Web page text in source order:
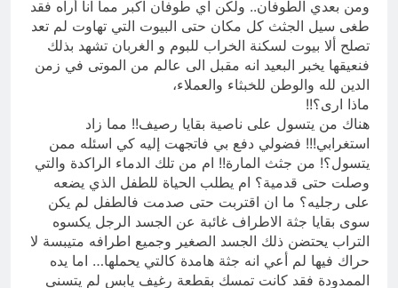
ومن بعدي الطوفان.. ولكن اي طوفان اكبر مما انا أراه فقد
طغى سيل الجثث كل مكان حتى البيوت التي تهاوت لم تعد
تصلح ألا بيوت لسكنة الخراب للبوم و الغربان تشهد بذلك
فنعيقها يخبر البعيد انه مقبل الى عالم من الموتى في زمن
الدين لله والوطن للخبثاء والعملاء،
ماذا ارى؟!!
هناك من يتسول على ناصية بقايا رصيف!! مما زاد
استغرابي!!! فضولي دفع بي فاتجهت إليه كي اسئله ممن
يتسول؟! من جثث المارة!! ام من تلك الدماء الراكدة والتي
وصلت حتى قدمية؟ ام يطلب الحياة للطفل الذي يضعه
على رجليه؟ ما ان اقتربت حتى صدمت فالطفل لم يكن
سوى بقايا جثة الاطراف غائبة عن الجسد الرجل يكسوه
التراب يحتضن ذلك الجسد الصغير وجميع اطرافه متيبسة لا
حراك فيها لم أعي انه جثة هامدة كالتي يحملها… اما يده
الممدودة فقد كانت تمسك بقطعة رغيف يابس لم يتسنى